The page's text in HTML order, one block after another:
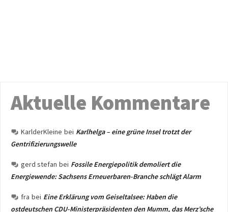
Aktuelle Kommentare
KarlderKleine bei Karlhelga – eine grüne Insel trotzt der
Gentrifizierungswelle
gerd stefan bei Fossile Energiepolitik demoliert die
Energiewende: Sachsens Erneuerbaren-Branche schlägt Alarm
fra bei Eine Erklärung vom Geiseltalsee: Haben die
ostdeutschen CDU-Ministerpräsidenten den Mumm, das Merz’sche